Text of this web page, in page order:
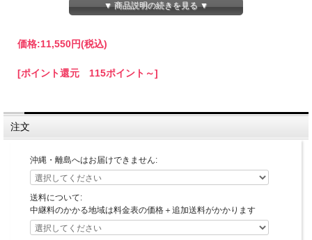
のメーカーです
端子の向き：【L】または【R】をご確認のうえ、お間違いのないようご注文く
配送について
ません。
佐川急便の中継料が必要な地域へのお届けは送料別途必要です。ご注文後にメー
ルでお知らせいたします。
速やかな発送を心がけていますが、日にちに余裕をもってご注文ください。
▼ 商品説明の続きを見る ▼
価格:11,550円(税込)
[ポイント還元 115ポイント～]
注文
沖縄・離島へはお届けできません:
送料について:
中継料のかかる地域は料金表の価格＋追加送料がかかります